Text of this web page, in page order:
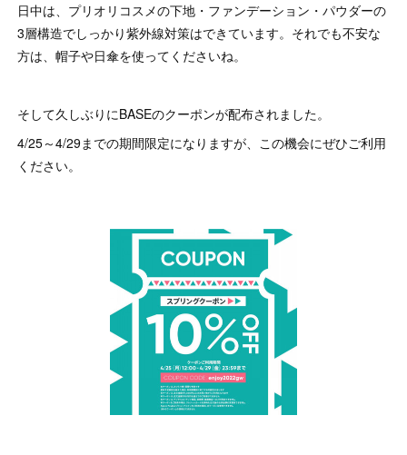
日中は、プリオリコスメの下地・ファンデーション・パウダーの
3層構造でしっかり紫外線対策はできています。それでも不安な
方は、帽子や日傘を使ってくださいね。
そして久しぶりにBASEのクーポンが配布されました。
4/25～4/29までの期間限定になりますが、この機会にぜひご利用
ください。